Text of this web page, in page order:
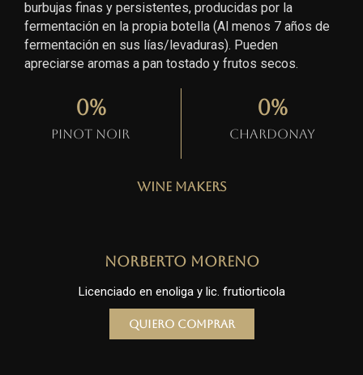
burbujas finas y persistentes, producidas por la
fermentación en la propia botella (Al menos 7 años de
fermentación en sus lías/levaduras). Pueden
apreciarse aromas a pan tostado y frutos secos.
Pinot Noir
0%
Chardonay
0%
Wine Makers
Norberto Moreno
Licenciado en enoliga y lic. frutiorticola
Quiero comprar